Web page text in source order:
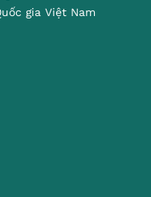
gia Việt Nam